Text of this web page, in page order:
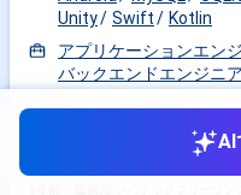
Unity
Swift
Kotlin
アプリケーションエン
バックエンドエンジニア
作業内容 ・下記作業を行って
クエンドシステムの開発、各
Android、iPhoneマーケット提
英語学習サービスの決済シス
AI